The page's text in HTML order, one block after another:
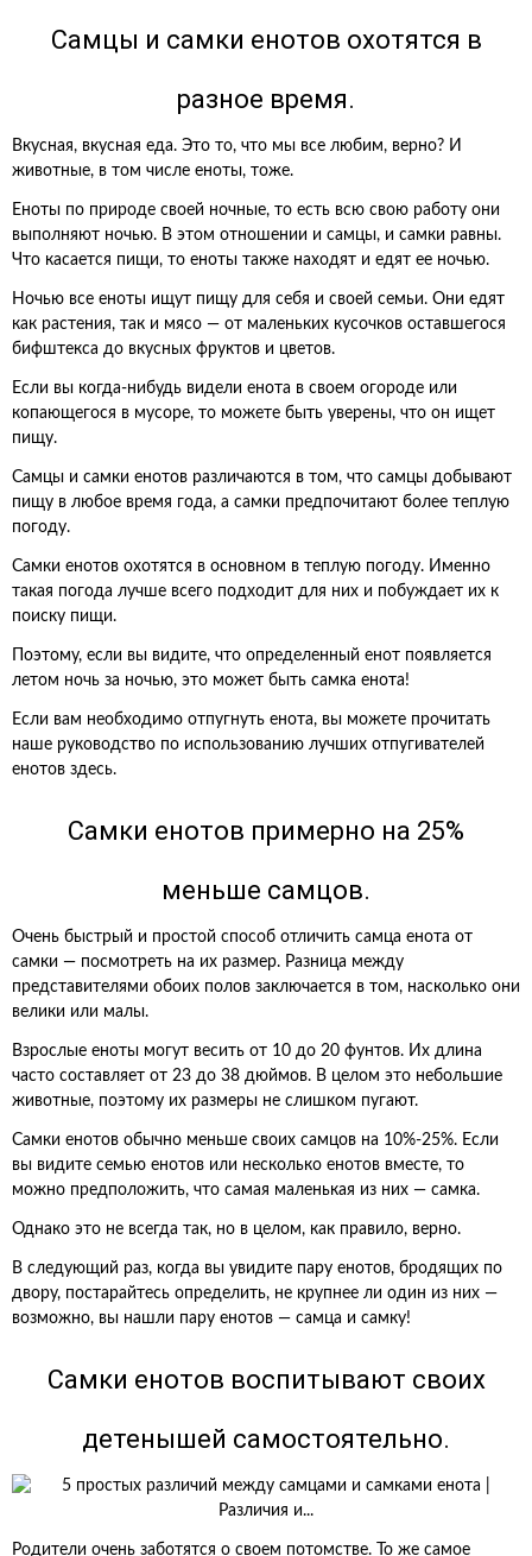
Самцы и самки енотов охотятся в
разное время.
Вкусная, вкусная еда. Это то, что мы все любим, верно? И
животные, в том числе еноты, тоже.
Еноты по природе своей ночные, то есть всю свою работу они
выполняют ночью. В этом отношении и самцы, и самки равны.
Что касается пищи, то еноты также находят и едят ее ночью.
Ночью все еноты ищут пищу для себя и своей семьи. Они едят
как растения, так и мясо — от маленьких кусочков оставшегося
бифштекса до вкусных фруктов и цветов.
Если вы когда-нибудь видели енота в своем огороде или
копающегося в мусоре, то можете быть уверены, что он ищет
пищу.
Самцы и самки енотов различаются в том, что самцы добывают
пищу в любое время года, а самки предпочитают более теплую
погоду.
Самки енотов охотятся в основном в теплую погоду. Именно
такая погода лучше всего подходит для них и побуждает их к
поиску пищи.
Поэтому, если вы видите, что определенный енот появляется
летом ночь за ночью, это может быть самка енота!
Если вам необходимо отпугнуть енота, вы можете прочитать
наше руководство по использованию лучших отпугивателей
енотов здесь.
Самки енотов примерно на 25%
меньше самцов.
Очень быстрый и простой способ отличить самца енота от
самки — посмотреть на их размер. Разница между
представителями обоих полов заключается в том, насколько они
велики или малы.
Взрослые еноты могут весить от 10 до 20 фунтов. Их длина
часто составляет от 23 до 38 дюймов. В целом это небольшие
животные, поэтому их размеры не слишком пугают.
Самки енотов обычно меньше своих самцов на 10%-25%. Если
вы видите семью енотов или несколько енотов вместе, то
можно предположить, что самая маленькая из них — самка.
Однако это не всегда так, но в целом, как правило, верно.
В следующий раз, когда вы увидите пару енотов, бродящих по
двору, постарайтесь определить, не крупнее ли один из них —
возможно, вы нашли пару енотов — самца и самку!
Самки енотов воспитывают своих
детенышей самостоятельно.
Родители очень заботятся о своем потомстве. То же самое